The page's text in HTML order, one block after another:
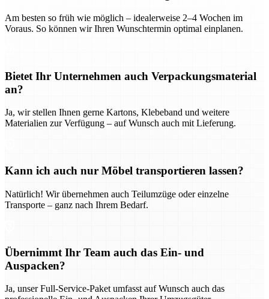
Am besten so früh wie möglich – idealerweise 2–4 Wochen im
Voraus. So können wir Ihren Wunschtermin optimal einplanen.
Bietet Ihr Unternehmen auch Verpackungsmaterial
an?
Ja, wir stellen Ihnen gerne Kartons, Klebeband und weitere
Materialien zur Verfügung – auf Wunsch auch mit Lieferung.
Kann ich auch nur Möbel transportieren lassen?
Natürlich! Wir übernehmen auch Teilumzüge oder einzelne
Transporte – ganz nach Ihrem Bedarf.
Übernimmt Ihr Team auch das Ein- und
Auspacken?
Ja, unser Full-Service-Paket umfasst auf Wunsch auch das